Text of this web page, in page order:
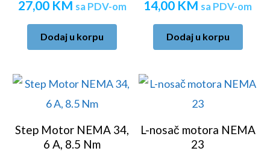
27,00 KM sa PDV-om
Dodaj u korpu
14,00 KM sa PDV-om
Dodaj u korpu
Step Motor NEMA 34,
6 A, 8.5 Nm
L-nosač motora NEMA
23